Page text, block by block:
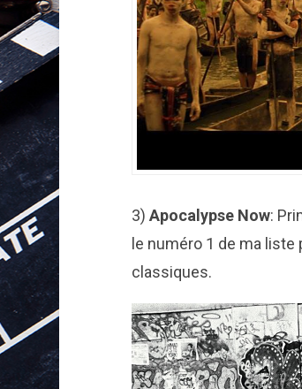
3) Apocalypse Now:
le numéro 1 de ma liste
classiques.